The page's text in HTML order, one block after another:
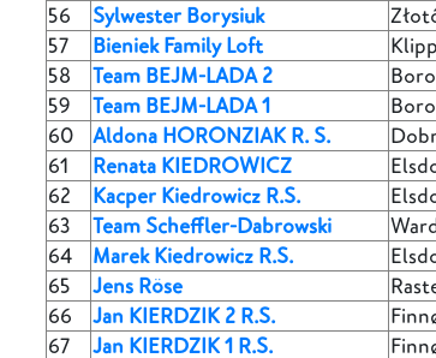
56
Sylwester Borysiuk
57
Bieniek Family Loft
58
Team BEJM-LADA 2
59
Team BEJM-LADA 1
60
Aldona HORONZIAK R. S.
61
Renata KIEDROWICZ
62
Kacper Kiedrowicz R.S.
63
Team Scheffler-Dabrowski
64
Marek Kiedrowicz R.S.
65
Jens Röse
66
Jan KIERDZIK 2 R.S.
67
Jan KIERDZIK 1 R.S.